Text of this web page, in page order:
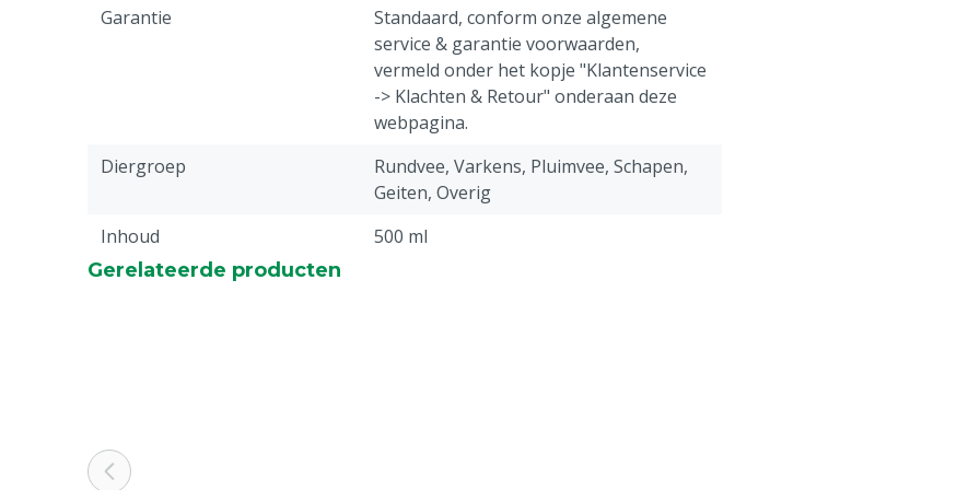
Garantie
Standaard, conform onze algemene
service & garantie voorwaarden,
vermeld onder het kopje "Klantenservice
-> Klachten & Retour" onderaan deze
webpagina.
Diergroep
Rundvee, Varkens, Pluimvee, Schapen,
Geiten, Overig
Inhoud
500 ml
Gerelateerde producten